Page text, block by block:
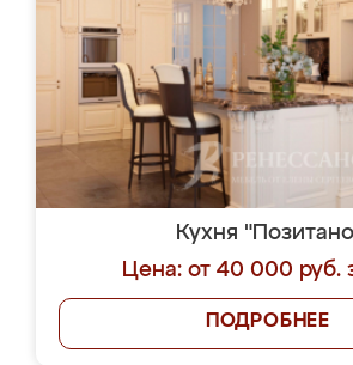
Кухня
Цена: от 40 000 руб.
ПОДРОБНЕЕ